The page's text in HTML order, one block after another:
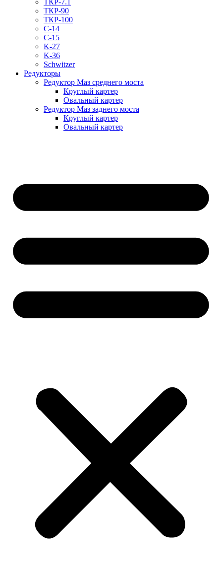
ТКР-7.1
ТКР-90
ТКР-100
C-14
C-15
K-27
K-36
Schwitzer
Редукторы
Редуктор Маз среднего моста
Круглый картер
Овальный картер
Редуктор Маз заднего моста
Круглый картер
Овальный картер